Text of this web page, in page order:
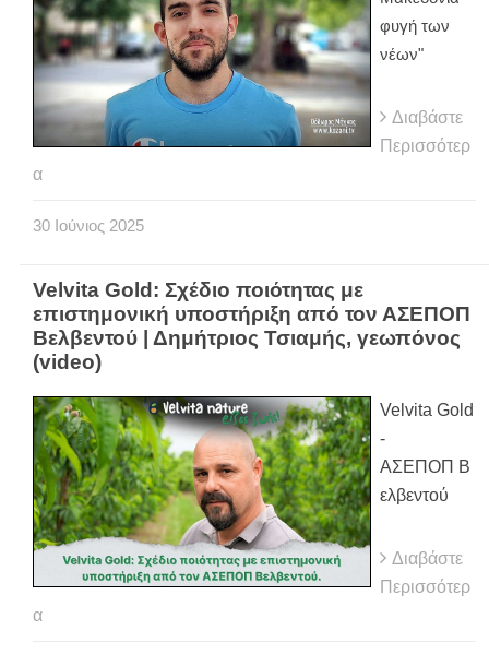
φυγή των
νέων"
Διαβάστε
Περισσότερ
α
30 Ιούνιος 2025
Velvita Gold: Σχέδιο ποιότητας με
επιστημονική υποστήριξη από τον ΑΣΕΠΟΠ
Βελβεντού | Δημήτριος Τσιαμής, γεωπόνος
(video)
Velvita Gold
-
ΑΣΕΠΟΠ Β
ελβεντού
Διαβάστε
Περισσότερ
α